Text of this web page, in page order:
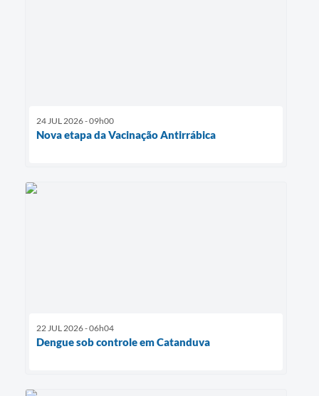
24 JUL 2026 - 09h00
Nova etapa da Vacinação Antirrábica
22 JUL 2026 - 06h04
Dengue sob controle em Catanduva